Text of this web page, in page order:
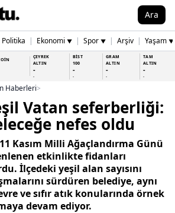
Ara
Politika | Ekonomi ▼ | Spor ▼ | Arşiv | Yaşam ▼
ÇEYREK
ALTIN
-
-
BİST
100
-
-
GRAM
ALTIN
-
-
TAM
ALTIN
-
-
Haberleri>
Vatan seferberliği:
nefes oldu
Kasım Milli Ağaçlandırma Günü
etkinlikte fidanları
İlçedeki yeşil alan sayısını
sürdüren belediye, aynı
ve sıfır atık konularında örnek
devam ediyor.